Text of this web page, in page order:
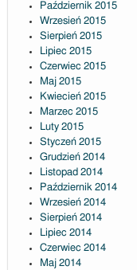
Październik 2015
Wrzesień 2015
Sierpień 2015
Lipiec 2015
Czerwiec 2015
Maj 2015
Kwiecień 2015
Marzec 2015
Luty 2015
Styczeń 2015
Grudzień 2014
Listopad 2014
Październik 2014
Wrzesień 2014
Sierpień 2014
Lipiec 2014
Czerwiec 2014
Maj 2014